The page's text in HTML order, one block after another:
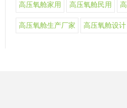
高压氧舱家用 高压氧舱民用
高压氧舱生产厂家 高压氧舱设计